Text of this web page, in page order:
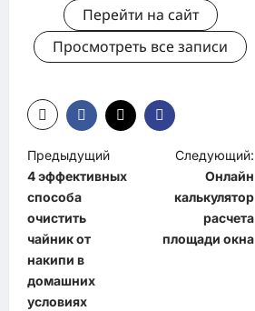
Перейти на сайт
Просмотреть все записи
Н
а
в
и
г
а
Предыдущий
4 эффективных
способа
очистить
чайник от
накипи в
домашних
условиях
Следующий:
Онлайн
калькулятор
расчета
площади окна